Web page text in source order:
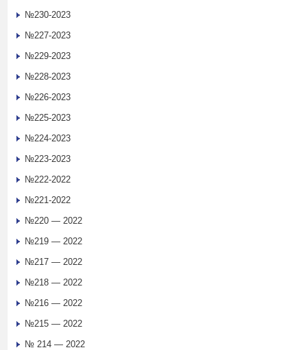
№230-2023
№227-2023
№229-2023
№228-2023
№226-2023
№225-2023
№224-2023
№223-2023
№222-2022
№221-2022
№220 — 2022
№219 — 2022
№217 — 2022
№218 — 2022
№216 — 2022
№215 — 2022
№ 214 — 2022